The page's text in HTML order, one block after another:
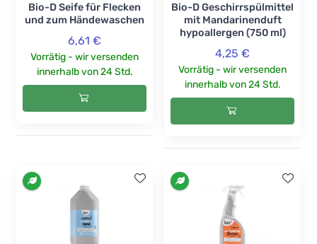
Bio-D Seife für Flecken
und zum Händewaschen
6,61 €
Vorrätig - wir versenden
innerhalb von 24 Std.
Bio-D Geschirrspülmittel
mit Mandarinenduft
hypoallergen (750 ml)
4,25 €
Vorrätig - wir versenden
innerhalb von 24 Std.